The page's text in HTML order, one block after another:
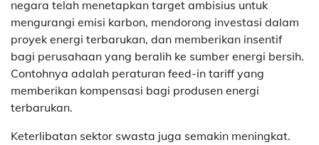
negara telah menetapkan target ambisius untuk
mengurangi emisi karbon, mendorong investasi dalam
proyek energi terbarukan, dan memberikan insentif
bagi perusahaan yang beralih ke sumber energi bersih.
Contohnya adalah peraturan feed-in tariff yang
memberikan kompensasi bagi produsen energi
terbarukan.
Keterlibatan sektor swasta juga semakin meningkat.